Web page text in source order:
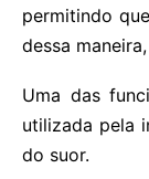
permitindo
dessa
Uma das
utilizada pela
do suor.